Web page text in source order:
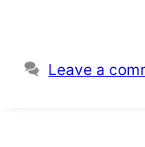
Leave a